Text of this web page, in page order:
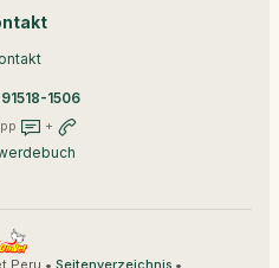
1506
+
Peru • •